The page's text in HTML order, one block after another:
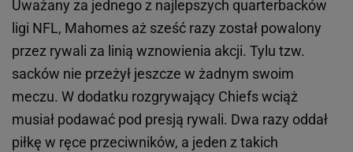
Uważany za jednego z najlepszych quarterbacków
ligi NFL, Mahomes aż sześć razy został powalony
przez rywali za linią wznowienia akcji. Tylu tzw.
sacków nie przeżył jeszcze w żadnym swoim
meczu. W dodatku rozgrywający Chiefs wciąż
musiał podawać pod presją rywali. Dwa razy oddał
piłkę w ręce przeciwników, a jeden z takich